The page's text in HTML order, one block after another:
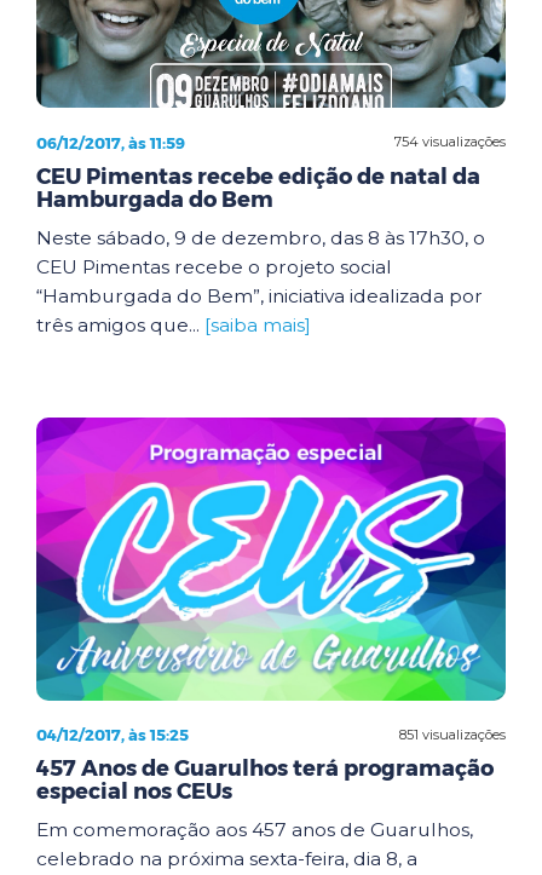
754 visualizações
06/12/2017, às 11:59
CEU Pimentas recebe edição de natal da
Hamburgada do Bem
Neste sábado, 9 de dezembro, das 8 às 17h30, o
CEU Pimentas recebe o projeto social
“Hamburgada do Bem”, iniciativa idealizada por
três amigos que... [saiba mais]
851 visualizações
04/12/2017, às 15:25
457 Anos de Guarulhos terá programação
especial nos CEUs
Em comemoração aos 457 anos de Guarulhos,
celebrado na próxima sexta-feira, dia 8, a